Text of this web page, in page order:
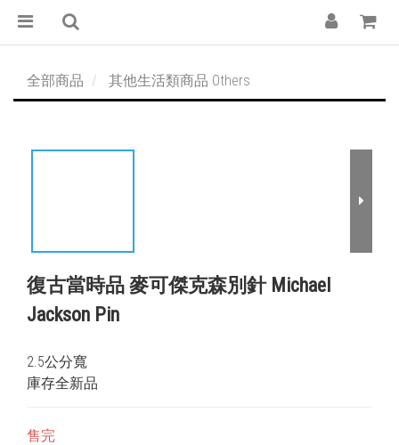
全部商品 其他生活類商品 Others
復古當時品 麥可傑克森別針 Michael
Jackson Pin
2.5公分寬
庫存全新品
售完